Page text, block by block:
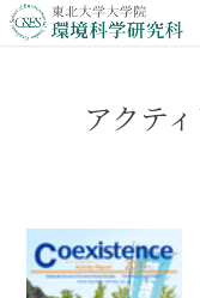
アクテ